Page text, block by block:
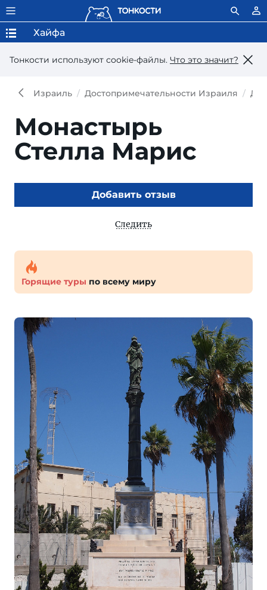
Тонкости используют сookie-файлы. Что это значит?
Хайфа
Израиль Достопримечательности Израиля
Монастырь
Стелла Марис
Добавить отзыв
Следить
Горящие туры по всему миру